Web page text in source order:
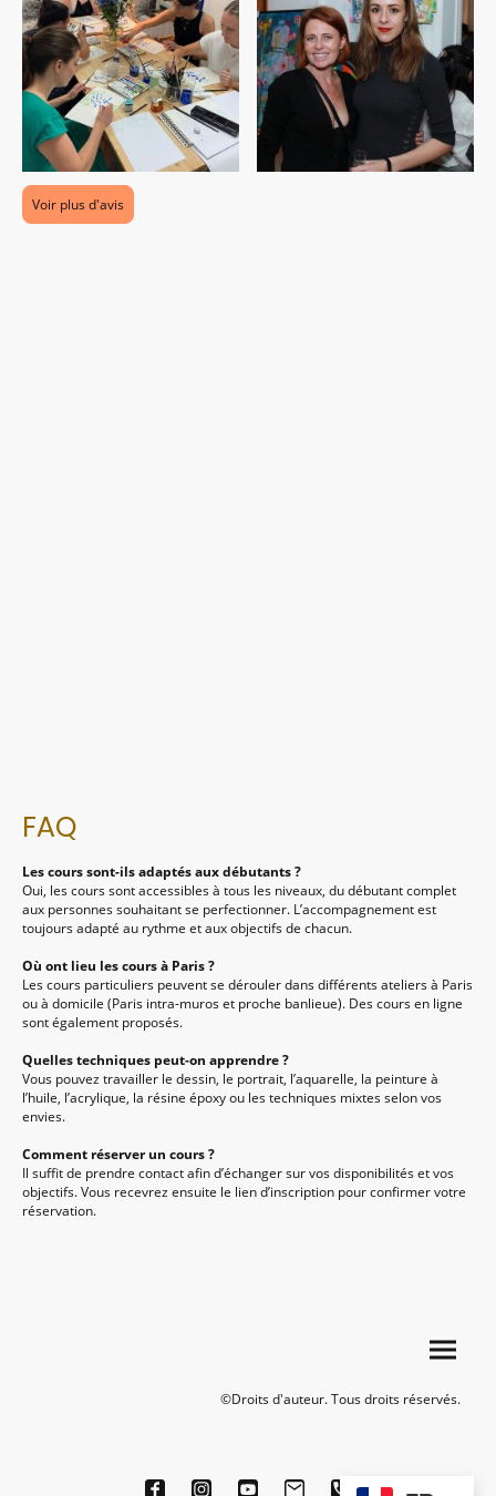
Voir plus d'avis
FAQ
Les cours sont-ils adaptés aux débutants ?
Oui, les cours sont accessibles à tous les niveaux, du débutant complet
aux personnes souhaitant se perfectionner. L’accompagnement est
toujours adapté au rythme et aux objectifs de chacun.
Où ont lieu les cours à Paris ?
Les cours particuliers peuvent se dérouler dans différents ateliers à Paris
ou à domicile (Paris intra-muros et proche banlieue). Des cours en ligne
sont également proposés.
Quelles techniques peut-on apprendre ?
Vous pouvez travailler le dessin, le portrait, l’aquarelle, la peinture à
l’huile, l’acrylique, la résine époxy ou les techniques mixtes selon vos
envies.
Comment réserver un cours ?
Il suffit de prendre contact afin d’échanger sur vos disponibilités et vos
objectifs. Vous recevrez ensuite le lien d’inscription pour confirmer votre
réservation.
©Droits d'auteur. Tous droits réservés.